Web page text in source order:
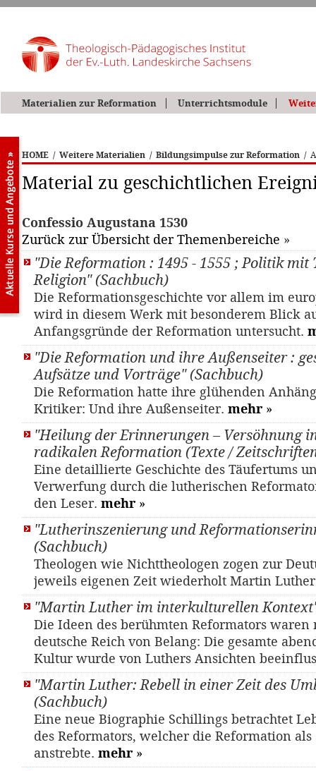
Materialien zur Reformation Unterrichtsmodule
HOME / Weitere Materialien / Bildungsimpulse zur Reformation /
Material zu geschichtlichen
Confessio Augustana 1530
Zurück zur Übersicht der Themenbereiche »
"Die Reformation : 1495 - 1555 ; Politik mit
Religion" (Sachbuch)
Die Reformationsgeschichte vor allem im
wird in diesem Werk mit besonderem Blick
Anfangsgründe der Reformation untersucht.
"Die Reformation und ihre Außenseiter :
Aufsätze und Vorträge" (Sachbuch)
Die Reformation hatte ihre glühenden
Kritiker: Und ihre Außenseiter. mehr »
"Heilung der Erinnerungen – Versöhnung
radikalen Reformation (Texte /
Eine detaillierte Geschichte des Täufertums
Verwerfung durch die lutherischen
den Leser. mehr »
"Lutherinszenierung und
(Sachbuch)
Theologen wie Nichttheologen zogen zur
jeweils eigenen Zeit wiederholt Martin
"Martin Luther im interkulturellen
Die Ideen des berühmten Reformators
deutsche Reich von Belang: Die gesamte
Kultur wurde von Luthers Ansichten
"Martin Luther: Rebell in einer Zeit des
(Sachbuch)
Eine neue Biographie Schillings betrachtet
des Reformators, welcher die Reformation
anstrebte. mehr »